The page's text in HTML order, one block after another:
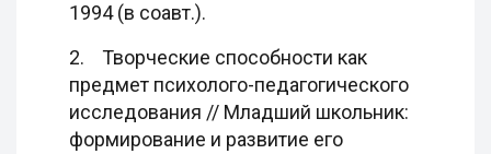
1994 (в соавт.).
2. Творческие способности как
предмет психолого-педагогического
исследования // Младший школьник:
формирование и развитие его